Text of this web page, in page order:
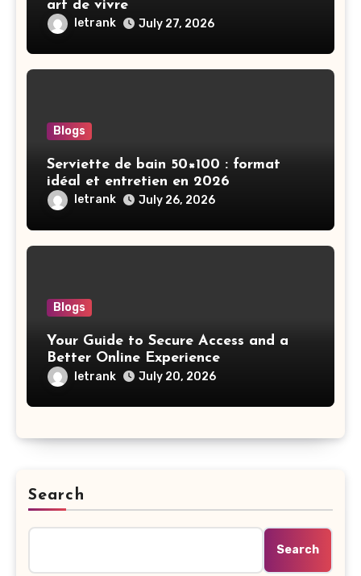
art de vivre
letrank July 27, 2026
Blogs
Serviette de bain 50×100 : format
idéal et entretien en 2026
letrank July 26, 2026
Blogs
Your Guide to Secure Access and a
Better Online Experience
letrank July 20, 2026
Search
Search